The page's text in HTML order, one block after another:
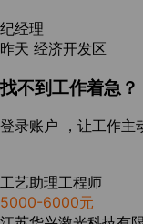
纪经理
昨天 经济开发区
找不到工作着急？
登录账户 ，让工作主
工艺助理工程师
5000-6000元